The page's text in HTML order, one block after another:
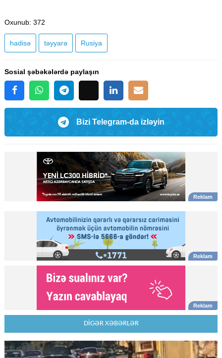
Oxunub: 372
hadisə təyyarə Rusiya
Sosial şəbəkələrdə paylaşın
Bizi Telegram-da izləyin
DİGƏR XƏBƏRLƏR